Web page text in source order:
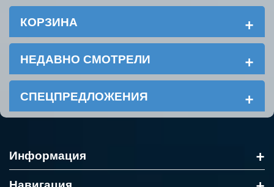
КОРЗИНА +
НЕДАВНО СМОТРЕЛИ +
СПЕЦПРЕДЛОЖЕНИЯ +
Информация +